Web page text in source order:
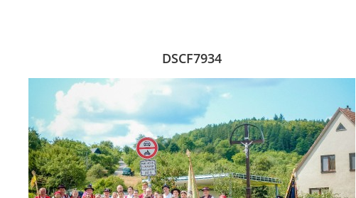
DSCF7934